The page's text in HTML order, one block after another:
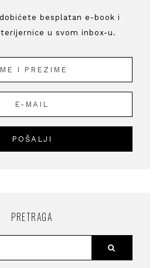
besplatan e-book i
u svom inbox-u.
PRETRAGA